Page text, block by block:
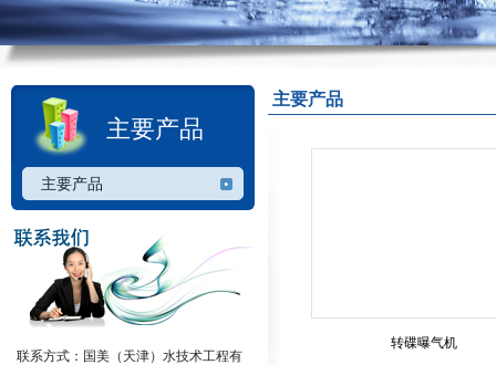
主要产品
主要产品
联系方式：国美（天津）水技术工程有
主要产品
转碟曝气机